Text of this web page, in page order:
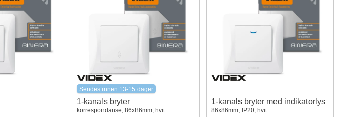
Sendes innen 13-15 dager
1-kanals bryter
korrespondanse, 86x86mm, hvit
1-kanals bryter med indikatorlys
86x86mm, IP20, hvit